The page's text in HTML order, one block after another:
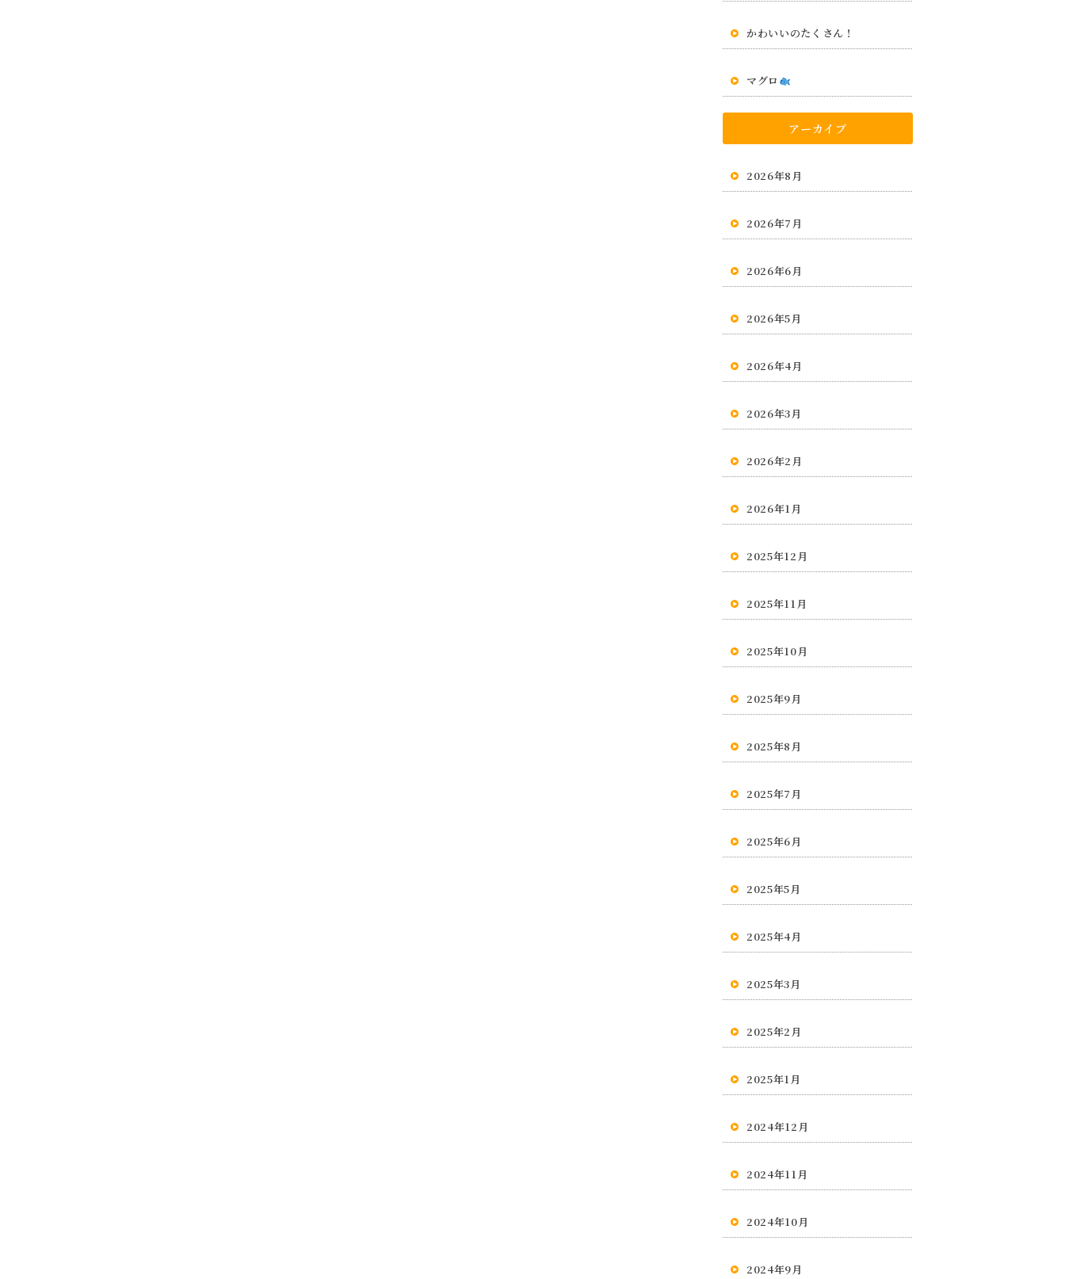
かわいいのたくさん！
マグロ
アーカイブ
2026年8月
2026年7月
2026年6月
2026年5月
2026年4月
2026年3月
2026年2月
2026年1月
2025年12月
2025年11月
2025年10月
2025年9月
2025年8月
2025年7月
2025年6月
2025年5月
2025年4月
2025年3月
2025年2月
2025年1月
2024年12月
2024年11月
2024年10月
2024年9月